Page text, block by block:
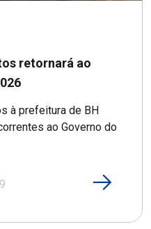
retornará ao
à prefeitura de BH
ao Governo do